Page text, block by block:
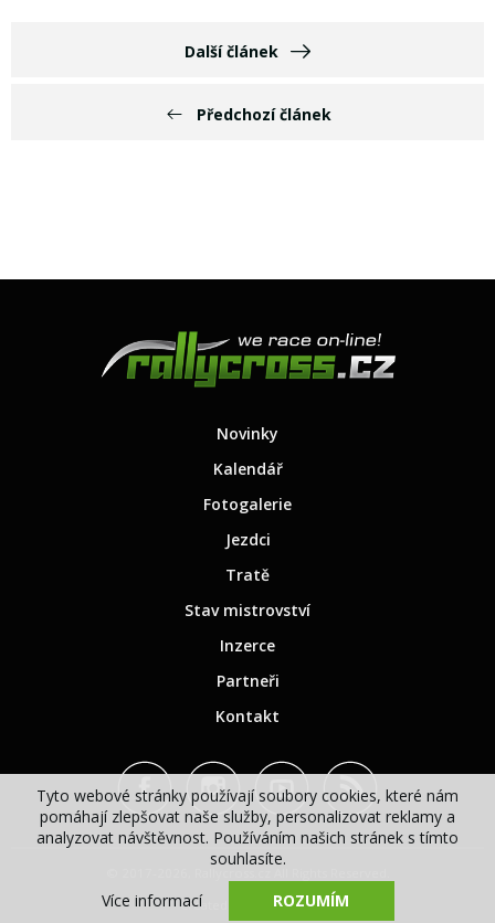
Tyto webové stránky používají soubory cookies, které nám
pomáhají zlepšovat naše služby, personalizovat reklamy a
analyzovat návštěvnost. Používáním našich stránek s tímto
souhlasíte.
Více informací
ROZUMÍM
Předchozí článek
Další článek
Novinky
Kalendář
Fotogalerie
Jezdci
Tratě
Stav mistrovství
Inzerce
Partneři
Kontakt
Created by